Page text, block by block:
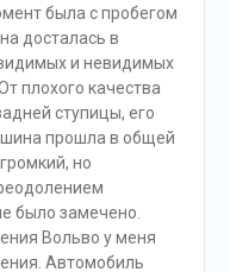
была с пробегом
досталась в
и невидимых
плохого качества
ступицы, его
прошла в общей
но
было замечено.
Вольво у меня
Автомобиль